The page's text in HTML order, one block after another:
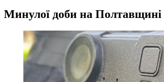
Минулої доби на Полтавщині